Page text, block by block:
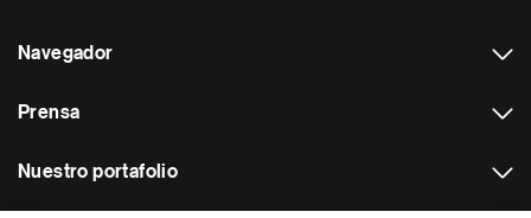
Navegador
Prensa
Nuestro portafolio